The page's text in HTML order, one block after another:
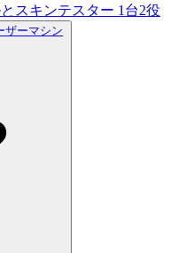
スキンテスター 1台2役
ザーマシン